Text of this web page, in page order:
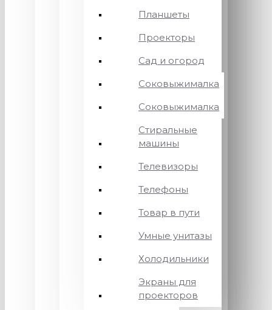
Планшеты
Проекторы
Сад и огород
Соковыжималка
Соковыжималка
Стиральные
машины
Телевизоры
Телефоны
Товар в пути
Умные унитазы
Холодильники
Экраны для
проекторов